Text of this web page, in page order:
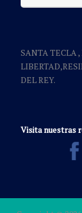
SANTA TECLA ,
DEL REY.
Visita nuestras